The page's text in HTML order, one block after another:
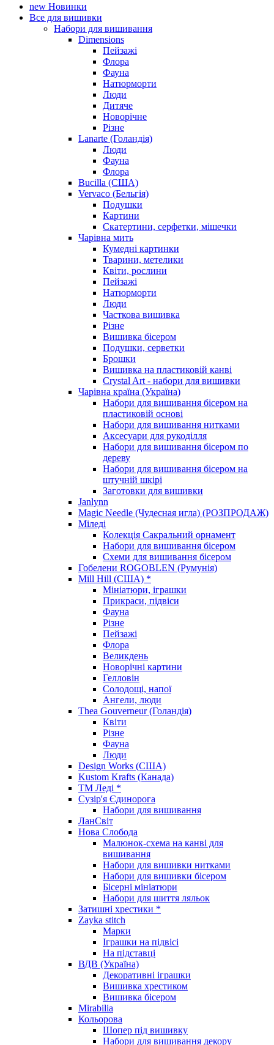
new Новинки
Все для вишивки
Набори для вишивання
Dimensions
Пейзажі
Флора
Фауна
Натюрморти
Люди
Дитяче
Новорічне
Різне
Lanarte (Голандія)
Люди
Фауна
Флора
Bucilla (США)
Vervaco (Бельгія)
Подушки
Картини
Скатертини, серфетки, мішечки
Чарiвна мить
Кумедні картинки
Тварини, метелики
Квіти, рослини
Пейзажі
Натюрморти
Люди
Часткова вишивка
Різне
Вишивка бісером
Подушки, серветки
Брошки
Вишивка на пластиковій канві
Crystal Art - набори для вишивки
Чарівна країна (Україна)
Набори для вишивання бісером на
пластиковій основі
Набори для вишивання нитками
Аксесуари для рукоділля
Набори для вишивання бісером по
дереву
Набори для вишивання бісером на
штучній шкірі
Заготовки для вишивки
Janlynn
Magic Needle (Чудесная игла) (РОЗПРОДАЖ)
Міледі
Колекція Сакральний орнамент
Набори для вишивання бісером
Схеми для вишивання бісером
Гобелени ROGOBLEN (Румунія)
Mill Hill (США) *
Мініатюри, іграшки
Прикраси, підвіси
Фауна
Різне
Пейзажі
Флора
Великдень
Новорічні картини
Гелловін
Солодощі, напої
Ангели, люди
Thea Gouverneur (Голандія)
Квіти
Різне
Фауна
Люди
Design Works (США)
Kustom Krafts (Канада)
ТМ Леді *
Сузір'я Єдинорога
Набори для вишивання
ЛанСвіт
Нова Слобода
Малюнок-схема на канві для
вишивання
Набори для вишивки нитками
Набори для вишивки бісером
Бісерні мініатюри
Набори для шиття ляльок
Затишні хрестики *
Zayka stitch
Марки
Іграшки на підвісі
На підставці
ВДВ (Україна)
Декоративні іграшки
Вишивка хрестиком
Вишивка бісером
Mirabilia
Кольорова
Шопер під вишивку
Набори для вишивання декору